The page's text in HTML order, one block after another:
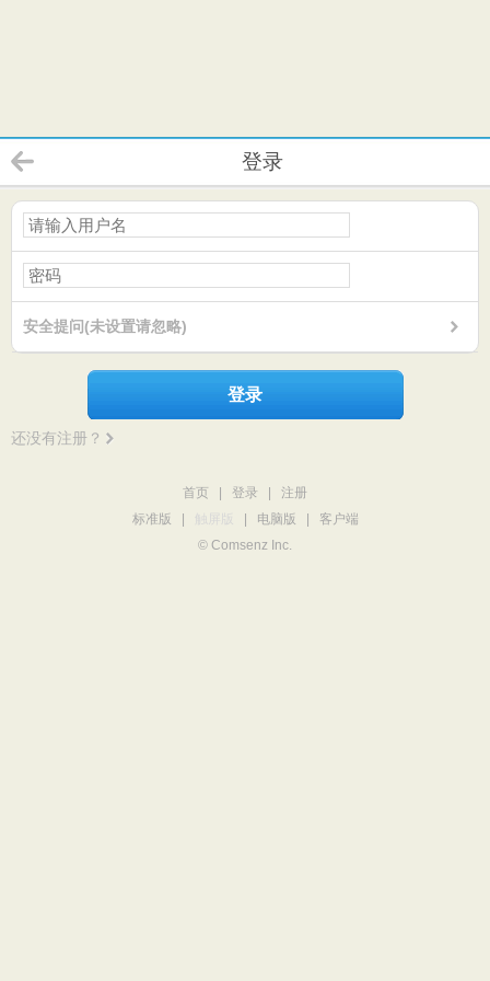
登录
安全提问(未设置请忽略)
登录
还没有注册？
首页 登录
注册
标准版
触屏版 电脑版
客户端
© Comsenz Inc.